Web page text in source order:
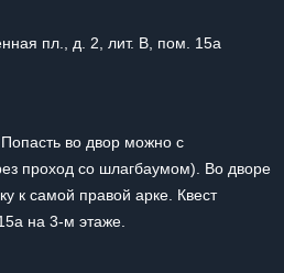
пл., д. 2, лит. В, пом. 15a
во двор можно с
проход со шлагбаумом). Во дворе
к cамой правой арке. Квест
на 3-м этаже.